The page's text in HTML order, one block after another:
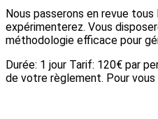
Nous passerons en revue
expérimenterez. Vous
méthodologie efficace pour
Durée: 1 jour Tarif: 120€ par
de votre règlement. Pour vous